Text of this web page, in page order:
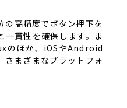
の高精度でボタン押下を
一貫性を確保します。ま
のほか、iOSやAndroid
さまざまなプラットフォ